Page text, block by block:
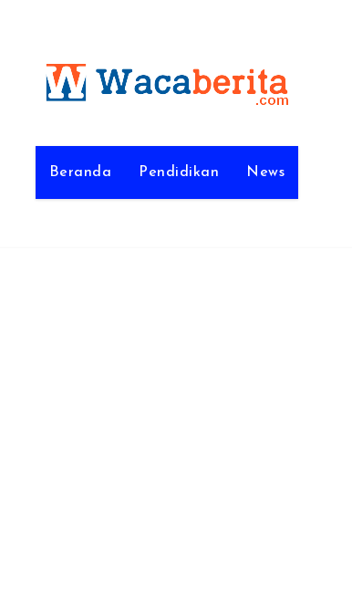
Beranda Pendidikan News